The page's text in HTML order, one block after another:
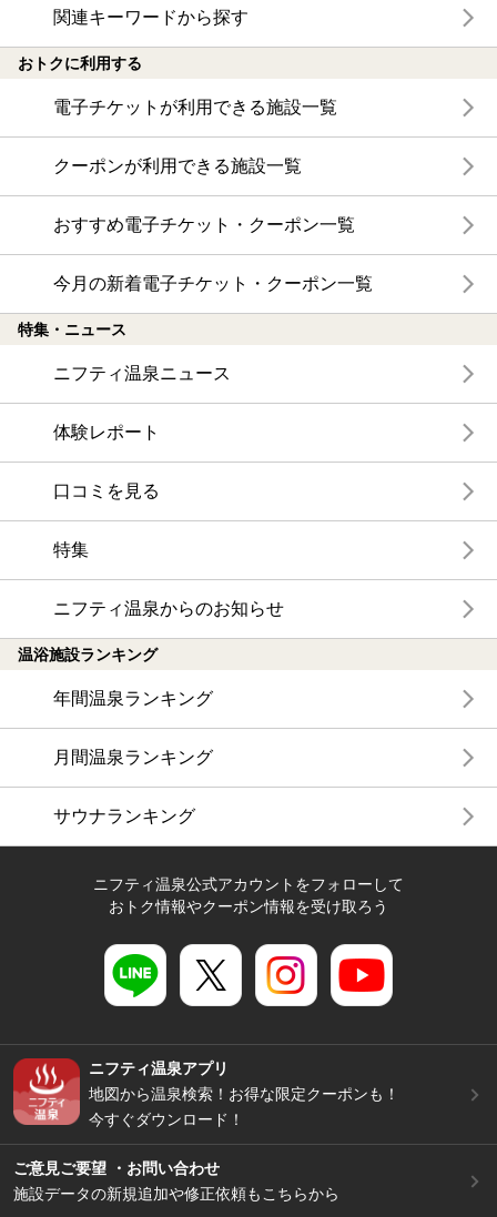
関連キーワードから探す
おトクに利用する
電子チケットが利用できる施設一覧
クーポンが利用できる施設一覧
おすすめ電子チケット・クーポン一覧
今月の新着電子チケット・クーポン一覧
特集・ニュース
ニフティ温泉ニュース
体験レポート
口コミを見る
特集
ニフティ温泉からのお知らせ
温浴施設ランキング
年間温泉ランキング
月間温泉ランキング
サウナランキング
ニフティ温泉公式アカウントをフォローして
おトク情報やクーポン情報を受け取ろう
ニフティ温泉アプリ
地図から温泉検索！お得な限定クーポンも！
今すぐダウンロード！
ご意見ご要望 ・お問い合わせ
施設データの新規追加や修正依頼もこちらから